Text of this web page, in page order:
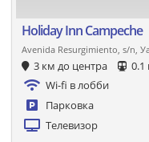
Holiday Inn Campeche
Avenida Resurgimiento, s/n,
3 км до центра 0.1
Wi-fi в лобби
Парковка
Телевизор